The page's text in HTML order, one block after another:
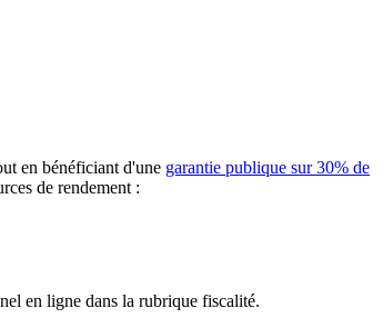
en bénéficiant d'une garantie publique sur 30% de
de rendement :
en ligne dans la rubrique fiscalité.